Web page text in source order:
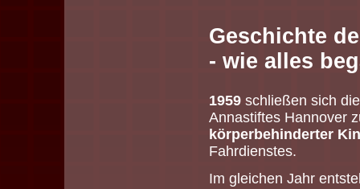
Geschichte
- wie alles
1959 schließen sich
Annastiftes Hannover
körperbehinderter
Fahrdienstes.
Im gleichen Jahr